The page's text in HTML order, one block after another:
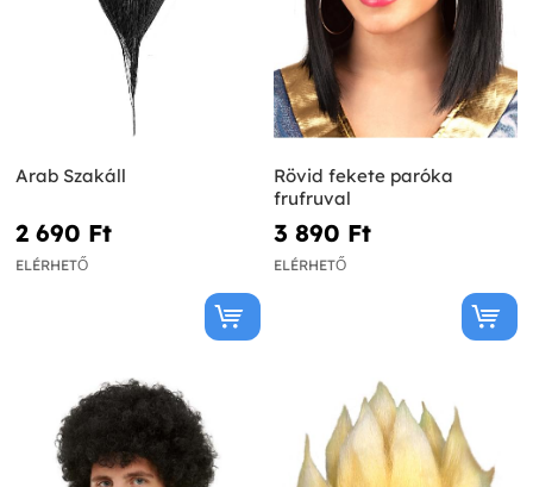
Arab Szakáll
2 690 Ft‎
ELÉRHETŐ
Rövid fekete paróka
frufruval
3 890 Ft‎
ELÉRHETŐ